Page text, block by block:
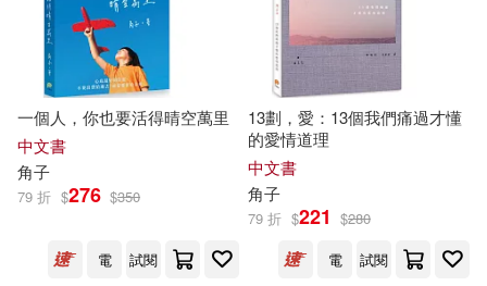
Ituki Yaeba(6)
Yuzu Kannzaki(6)
ねこじたうどん(6)
まめちょろ(6) 七菱ヒロ(6)
財經錢線文化有限公司(12)
皇冠(11) 科學出版社(11)
三采(9)
現在可購買商品(2056)
作者/演唱/譯/編/繪(44)
價格
範圍
一個人，你也要活得晴空萬里
中文書
角子
79 折 $276 $350
電 試閱
13劃，愛：13個我們痛過才懂
的愛情道理
中文書
角子
79 折 $221 $280
電
試閱